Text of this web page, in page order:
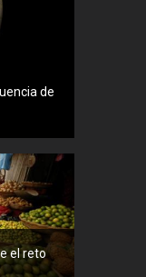
de
el reto